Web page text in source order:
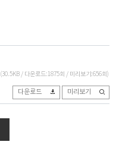
(30.5KB / 다운로드:1875회 / 미리보기:656회)
다운로드 미리보기